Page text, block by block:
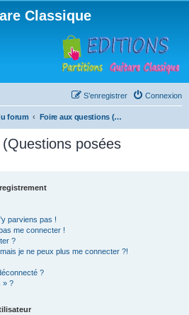
Classique
Connexion
S’enregistrer
forum Foire aux questions (Questions posées fréquemment)
posées
parviens pas !
me connecter !
?
je ne peux plus me connecter ?!
?
» ?